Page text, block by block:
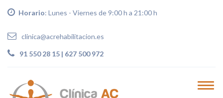
Horario: Lunes - Viernes de 9:00 h a 21:00 h
clinica@acrehabilitacion.es
91 550 28 15 | 627 500 972